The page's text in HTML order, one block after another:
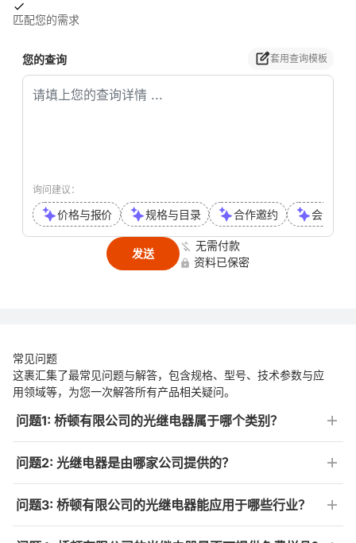
匹配您的需求
您的查询 套用查询模板
询问建议：
价格与报价 规格与目录 合作邀约 会议或
发送
无需付款
资料已保密
常见问题
这裹汇集了最常见问题与解答，包含规格、型号、技术参数与应
用领域等，为您一次解答所有产品相关疑问。
问题1: 桥顿有限公司的光继电器属于哪个类别？
问题2: 光继电器是由哪家公司提供的？
问题3: 桥顿有限公司的光继电器能应用于哪些行业？